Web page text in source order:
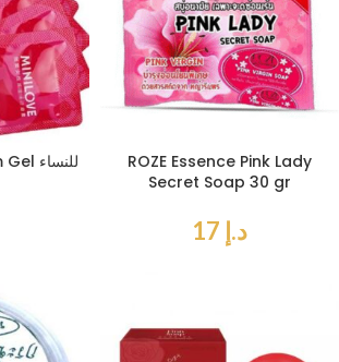
MINILOVE Orgasm Gel للنساء
ROZE Essence Pink Lady
Secret Soap 30 gr
د.إ